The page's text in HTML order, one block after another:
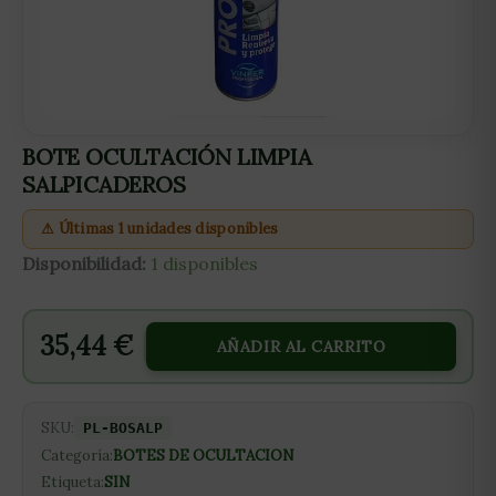
BOTE OCULTACIÓN LIMPIA
SALPICADEROS
⚠ Últimas 1 unidades disponibles
Disponibilidad: 1 disponibles
35,44 € AÑADIR AL CARRITO
SKU: PL-BOSALP
Categoría:BOTES DE OCULTACION
Etiqueta:SIN